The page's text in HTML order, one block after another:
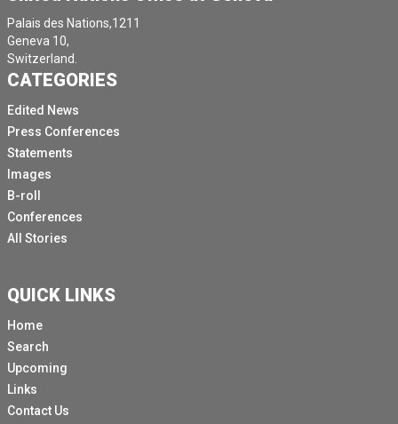
Palais des Nations,1211
Geneva 10,
Switzerland.
CATEGORIES
Edited News
Press Conferences
Statements
Images
B-roll
Conferences
All Stories
QUICK LINKS
Home
Search
Upcoming
Links
Contact Us